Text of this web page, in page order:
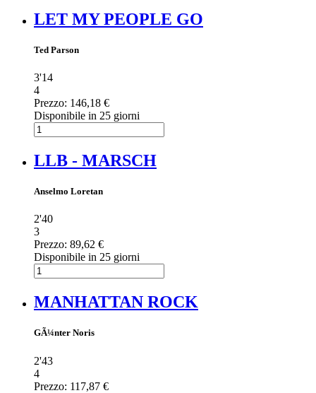
LET MY PEOPLE GO
Ted Parson
3'14
4
Prezzo: 146,18 €
Disponibile in 25 giorni
LLB - MARSCH
Anselmo Loretan
2'40
3
Prezzo: 89,62 €
Disponibile in 25 giorni
MANHATTAN ROCK
GÃ¼nter Noris
2'43
4
Prezzo: 117,87 €